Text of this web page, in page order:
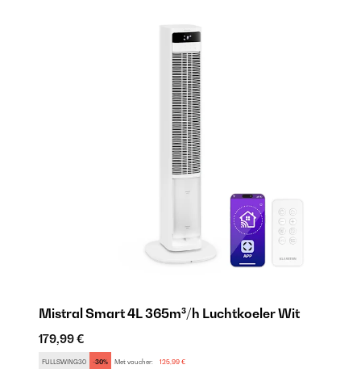
Mistral Smart 4L 365m³/h Luchtkoeler Wit
179,99 €
FULLSWING30 -30% Met voucher: 125,99 €